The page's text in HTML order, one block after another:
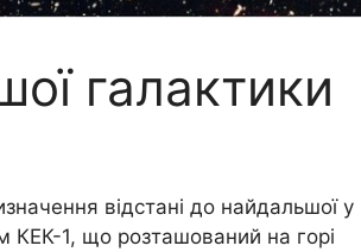
галактики
відстані до найдальшої у
КЕК-1, що розташований на горі